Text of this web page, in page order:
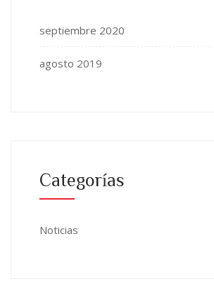
septiembre 2020
agosto 2019
Categorías
Noticias